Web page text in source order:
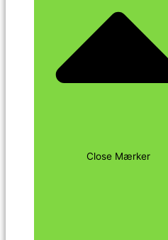
Close Mærker